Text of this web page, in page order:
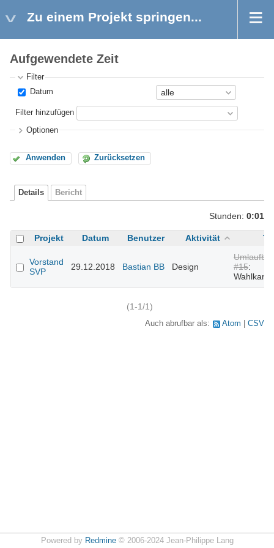
Zu einem Projekt springen...
Aufgewendete Zeit
Filter
Datum
Filter hinzufügen
Optionen
Anwenden Zurücksetzen
Details Bericht
Stunden: 0:01
Projekt Datum Benutzer Aktivität
Vorstand
SVP
29.12.2018 Bastian BB Design
#15:
(1-1/1)
Auch abrufbar als: Atom CSV
Powered by Redmine© 2006-2024 Jean-Philippe Lang